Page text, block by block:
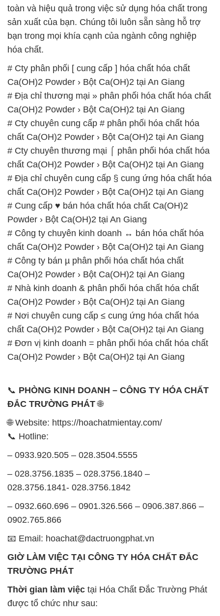
toàn và hiệu quả trong việc sử dụng hóa chất trong
sản xuất của bạn. Chúng tôi luôn sẵn sàng hỗ trợ
bạn trong mọi khía cạnh của ngành công nghiệp
hóa chất.
# Cty phân phối [ cung cấp ] hóa chất hóa chất
Ca(OH)2 Powder › Bột Ca(OH)2 tại An Giang
# Địa chỉ thương mại » phân phối hóa chất hóa chất
Ca(OH)2 Powder › Bột Ca(OH)2 tại An Giang
# Cty chuyên cung cấp # phân phối hóa chất hóa
chất Ca(OH)2 Powder › Bột Ca(OH)2 tại An Giang
# Cty chuyên thương mại ⌠ phân phối hóa chất hóa
chất Ca(OH)2 Powder › Bột Ca(OH)2 tại An Giang
# Địa chỉ chuyên cung cấp § cung ứng hóa chất hóa
chất Ca(OH)2 Powder › Bột Ca(OH)2 tại An Giang
# Cung cấp ♥ bán hóa chất hóa chất Ca(OH)2
Powder › Bột Ca(OH)2 tại An Giang
# Công ty chuyên kinh doanh ↔ bán hóa chất hóa
chất Ca(OH)2 Powder › Bột Ca(OH)2 tại An Giang
# Công ty bán µ phân phối hóa chất hóa chất
Ca(OH)2 Powder › Bột Ca(OH)2 tại An Giang
# Nhà kinh doanh & phân phối hóa chất hóa chất
Ca(OH)2 Powder › Bột Ca(OH)2 tại An Giang
# Nơi chuyên cung cấp ≤ cung ứng hóa chất hóa
chất Ca(OH)2 Powder › Bột Ca(OH)2 tại An Giang
# Đơn vị kinh doanh = phân phối hóa chất hóa chất
Ca(OH)2 Powder › Bột Ca(OH)2 tại An Giang
📞 PHÒNG KINH DOANH – CÔNG TY HÓA CHẤT
ĐẮC TRƯỜNG PHÁT🌐
🌐 Website: https://hoachatmientay.com/
📞 Hotline:
– 0933.920.505 – 028.3504.5555
– 028.3756.1835 – 028.3756.1840 –
028.3756.1841- 028.3756.1842
– 0932.660.696 – 0901.326.566 – 0906.387.866 –
0902.765.866
📧 Email: hoachat@dactruongphat.vn
GIỜ LÀM VIỆC TẠI CÔNG TY HÓA CHẤT ĐẮC
TRƯỜNG PHÁT
Thời gian làm việc tại Hóa Chất Đắc Trường Phát
được tổ chức như sau: